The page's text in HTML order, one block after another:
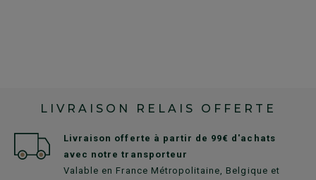
LIVRAISON RELAIS OFFERTE
Livraison offerte à partir de 99€ d'achats
avec notre transporteur
Valable en France Métropolitaine, Belgique et